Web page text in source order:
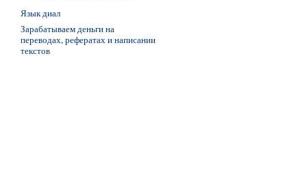
Язык диал
Зарабатываем деньги на
переводах, рефератах и написании
текстов